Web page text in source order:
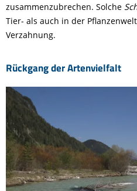
zusammenzubrechen. Solche
Tier- als auch in der
Verzahnung.
Rückgang der Artenvielfalt